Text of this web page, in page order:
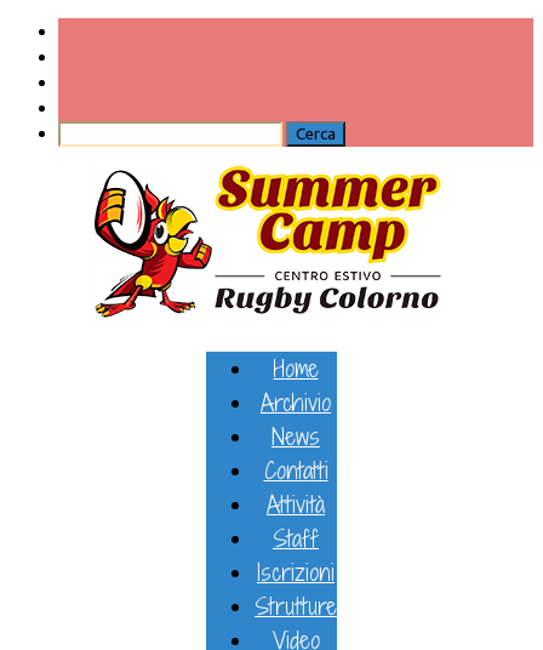
Home
Archivio
News
Contatti
Attività
Staff
Iscrizioni
Strutture
Video